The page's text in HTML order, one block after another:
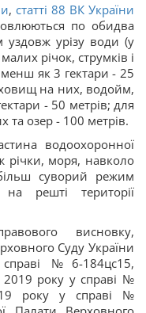
, статті 88 ВК України
по обидва
уздовж урізу води (у
річок, струмків і
менш як 3 гектари - 25
на них, водойм,
- 50 метрів; для
та озер - 100 метрів.
водоохоронної
річки, моря, навколо
суворий режим
на решті території
висновку,
Суду України
№6-184цс15,
2019 року у справі №
року у справі №